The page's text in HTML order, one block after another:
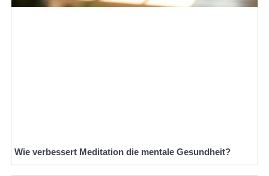
Wie verbessert Meditation die mentale Gesundheit?